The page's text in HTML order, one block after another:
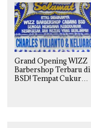
Grand Opening WIZZ
Barbershop Terbaru di
BSD! Tempat Cukur